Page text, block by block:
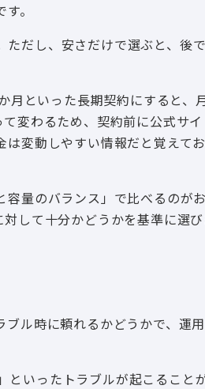
。
だし、安さだけで選ぶと、後
月といった長期契約にすると、
変わるため、契約前に公式サ
変動しやすい情報だと覚えて
量のバランス」で比べるのが
して十分かどうかを基準に選
ル時に頼れるかどうかで、運
いったトラブルが起こること